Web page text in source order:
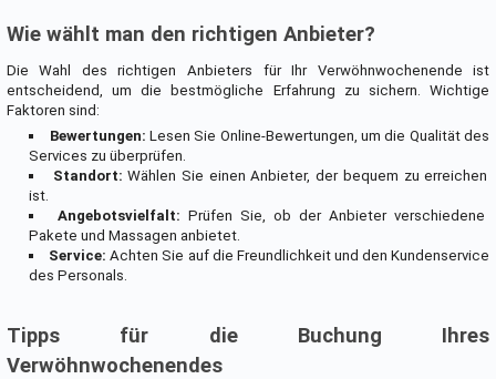
Wie wählt man den richtigen Anbieter?
Die Wahl des richtigen Anbieters für Ihr Verwöhnwochenende ist
entscheidend, um die bestmögliche Erfahrung zu sichern. Wichtige
Faktoren sind:
Bewertungen: Lesen Sie Online-Bewertungen, um die Qualität des
Services zu überprüfen.
Standort: Wählen Sie einen Anbieter, der bequem zu erreichen
ist.
Angebotsvielfalt: Prüfen Sie, ob der Anbieter verschiedene
Pakete und Massagen anbietet.
Service: Achten Sie auf die Freundlichkeit und den Kundenservice
des Personals.
Tipps für die Buchung Ihres
Verwöhnwochenendes